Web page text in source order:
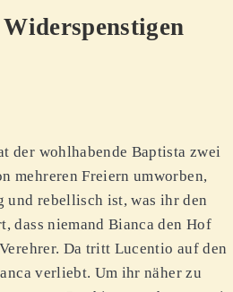
der wohlhabende Baptista zwei
mehreren Freiern umworben,
und rebellisch ist, was ihr den
dass niemand Bianca den Hof
Da tritt Lucentio auf den
verliebt. Um ihr näher zu